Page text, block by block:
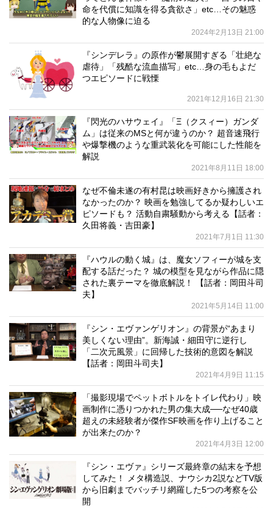
命を代償に知識を得る貪欲さ」etc…その魅惑
的な人物像に迫る
2024年2月13日 21:00
『シンデレラ』の原作が鬱展開すぎる「壮絶な
虐待」「残酷な流血描写」etc…身の毛もよだ
つエピソードに戦慄
2021年12月16日 21:30
『閃光のハサウェイ』「Ξ（クスィー）ガンダ
ム」は従来のMSと何が違うのか？ 超音速飛行
や爆撃機のような重武装化を可能にした性能を
解説
2021年8月11日 18:00
なぜ不倫未遂の有村昆は映画好きから擁護され
なかったのか？ 映画を勉強してるか疑わしいエ
ピソードも？ 活動自粛騒動から考える【話者：
久田将義・吉田豪】
2021年7月1日 11:30
『ハウルの動く城』は、魔女ソフィーが城を支
配する話だった？ 城の模型を見ながら作品に隠
された裏テーマを徹底解説！ 【話者：岡田斗司
夫】
2021年5月14日 11:00
『シン・エヴァンゲリオン』の背景が“あまり
美しくない理由”。新海誠・細田守に逆行し
「二次元風景」に回帰した技術的意図を解説
【話者：岡田斗司夫】
2021年4月9日 11:15
「撮影現場でペットボトルをトイレ代わり」映
画制作に憑りつかれた男の集大成──なぜ40歳
超えの未経験者が傑作SF映画を作り上げること
が出来たのか？
2021年4月3日 12:00
『シン・エヴァ』シリーズ最終章の結末を予想
してみた！ メタ構造説、ナウシカ2説などTV版
から旧劇までバッチリ網羅した5つの考察を公
開